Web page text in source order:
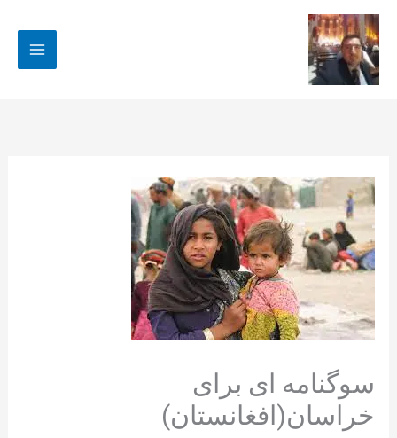
محتوا
سوگنامه ای برای
خراسان(افغانستان)